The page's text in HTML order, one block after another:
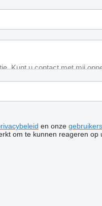
en onze
om te kunnen reageren op